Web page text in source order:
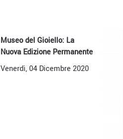
Museo del Gioiello: La
Nuova Edizione Permanente
Venerdì, 04 Dicembre 2020